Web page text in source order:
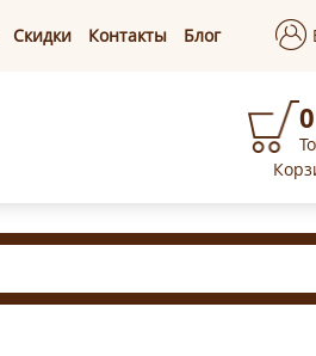
Скидки Контакты Блог